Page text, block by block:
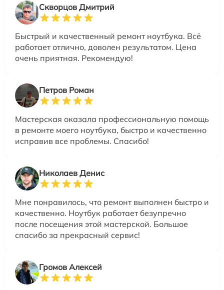
Скворцов Дмитрий
Быстрый и качественный ремонт ноутбука. Всё
работает отлично, доволен результатом. Цена
очень приятная. Рекомендую!
Петров Роман
Мастерская оказала профессиональную помощь
в ремонте моего ноутбука, быстро и качественно
исправив все проблемы. Спасибо!
Николаев Денис
Мне понравилось, что ремонт выполнен быстро и
качественно. Ноутбук работает безупречно
после посещения этой мастерской. Большое
спасибо за прекрасный сервис!
Громов Алексей